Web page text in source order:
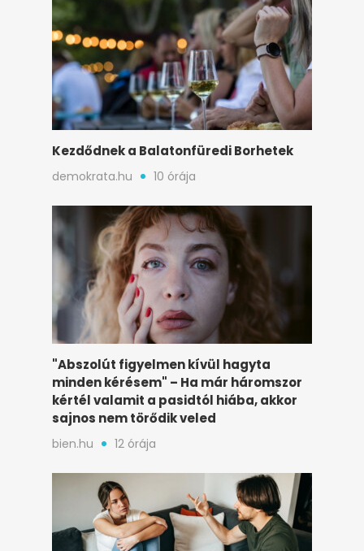
Kezdődnek a Balatonfüredi Borhetek
demokrata.hu 10 órája
"Abszolút figyelmen kívül hagyta
minden kérésem" – Ha már háromszor
kértél valamit a pasidtól hiába, akkor
sajnos nem törődik veled
bien.hu 12 órája